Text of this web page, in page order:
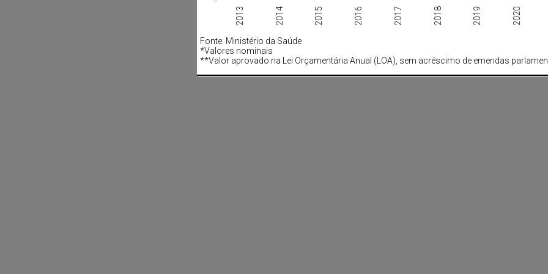
2013 2014 2015 2016 2017 2018 2019 2020
Fonte: Ministério da Saúde
*Valores nominais
**Valor aprovado na Lei Orçamentária Anual (LOA), sem acréscimo de emendas